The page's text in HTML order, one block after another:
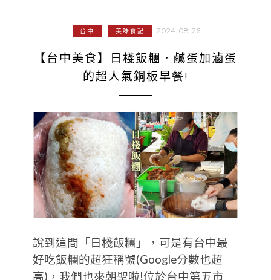
台中 美味食記 2024-08-26
【台中美食】日棧飯糰．鹹蛋加滷蛋
的超人氣銅板早餐!
說到這間「日棧飯糰」，可是有台中最
好吃飯糰的超狂稱號(Google分數也超
高)，我們也來朝聖啦!位於台中第五市